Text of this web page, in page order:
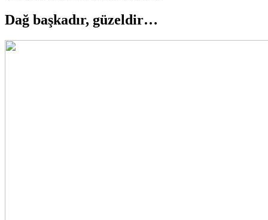
Dağ başkadır, güzeldir…